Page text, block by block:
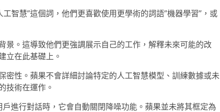
智慧”這個詞，他們更喜歡使用更學術的詞語”機器學習”，或
景。這導致他們更強調展示自己的工作，解釋未來可能的改
立在此基礎上。
密性。蘋果不會詳細討論特定的人工智慧模型、訓練數據或未
技術在運作。
進行對話時，它會自動關閉降噪功能。蘋果並未將其框定為